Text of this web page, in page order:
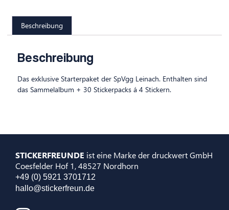
Beschreibung
Beschreibung
Das exklusive Starterpaket der SpVgg Leinach. Enthalten sind
das Sammelalbum + 30 Stickerpacks á 4 Stickern.
STICKERFREUNDE ist eine Marke der druckwert GmbH
Coesfelder Hof 1, 48527 Nordhorn
+49 (0) 5921 3701712
hallo@stickerfreun.de